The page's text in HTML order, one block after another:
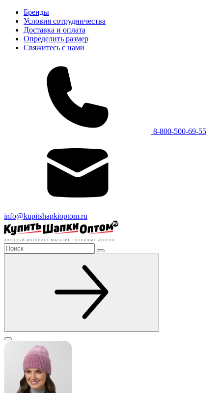
Бренды
Условия сотрудничества
Доставка и оплата
Определить размер
Свяжитесь с нами
8-800-500-69-55
info@kupitshapkioptom.ru